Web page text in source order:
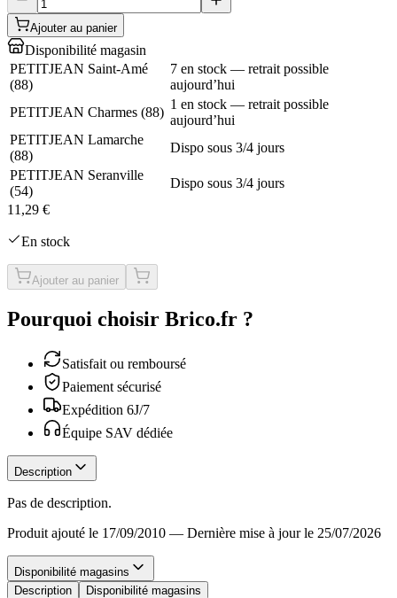
Ajouter au panier
Disponibilité magasin
PETITJEAN Saint-Amé
(88)
7 en stock — retrait possible
aujourd’hui
PETITJEAN Charmes (88)
1 en stock — retrait possible
aujourd’hui
PETITJEAN Lamarche
(88)
Dispo sous 3/4 jours
PETITJEAN Seranville
(54)
Dispo sous 3/4 jours
11,29 €
En stock
Ajouter au panier
Pourquoi choisir Brico.fr ?
Satisfait ou remboursé
Paiement sécurisé
Expédition 6J/7
Équipe SAV dédiée
Description
Pas de description.
Produit ajouté le 17/09/2010 — Dernière mise à jour le 25/07/2026
Disponibilité magasins
Description
Disponibilité magasins